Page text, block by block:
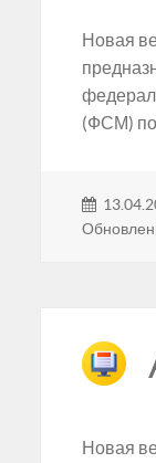
Новая
(ФСМ)
Новая